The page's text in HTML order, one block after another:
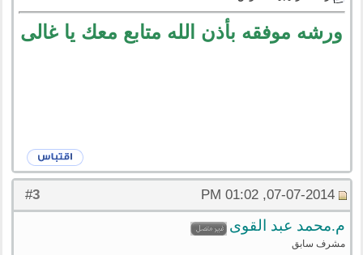
ورشه موفقه بأذن الله متابع معك يا غالى
#
3 07-07-2014, 01:02 PM
م.محمد عبد القوى
مشرف سابق